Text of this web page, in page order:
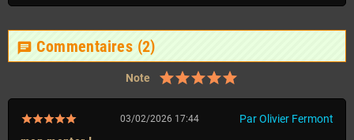
chat Commentaires (2)
Note
03/02/2026 17:44 Par Olivier Fermont